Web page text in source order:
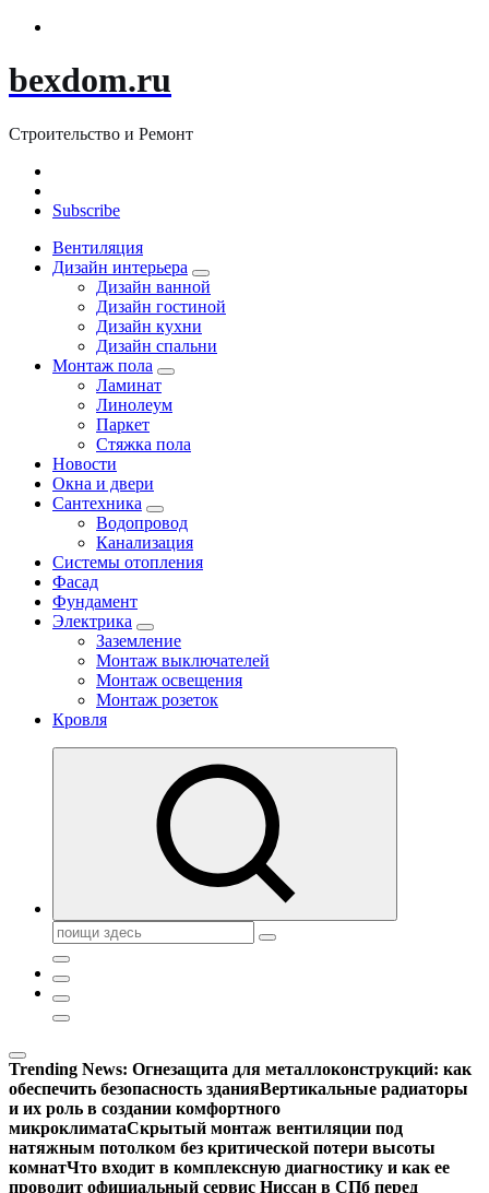
bexdom.ru
Строительство и Ремонт
Subscribe
Вентиляция
Дизайн интерьера
Дизайн ванной
Дизайн гостиной
Дизайн кухни
Дизайн спальни
Монтаж пола
Ламинат
Линолеум
Паркет
Стяжка пола
Новости
Окна и двери
Сантехника
Водопровод
Канализация
Системы отопления
Фасад
Фундамент
Электрика
Заземление
Монтаж выключателей
Монтаж освещения
Монтаж розеток
Кровля
Поиск:
Trending News: Огнезащита для металлоконструкций: как
обеспечить безопасность зданияВертикальные радиаторы
и их роль в создании комфортного
микроклиматаСкрытый монтаж вентиляции под
натяжным потолком без критической потери высоты
комнатЧто входит в комплексную диагностику и как ее
проводит официальный сервис Ниссан в СПб перед